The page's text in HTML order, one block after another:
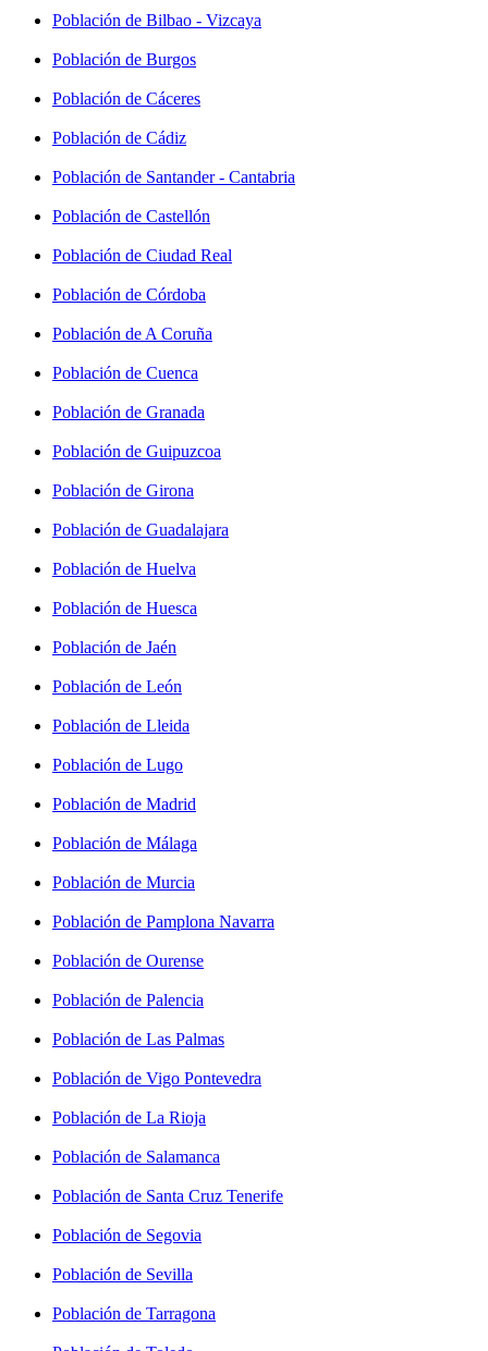
Población de Bilbao - Vizcaya
Población de Burgos
Población de Cáceres
Población de Cádiz
Población de Santander - Cantabria
Población de Castellón
Población de Ciudad Real
Población de Córdoba
Población de A Coruña
Población de Cuenca
Población de Granada
Población de Guipuzcoa
Población de Girona
Población de Guadalajara
Población de Huelva
Población de Huesca
Población de Jaén
Población de León
Población de Lleida
Población de Lugo
Población de Madrid
Población de Málaga
Población de Murcia
Población de Pamplona Navarra
Población de Ourense
Población de Palencia
Población de Las Palmas
Población de Vigo Pontevedra
Población de La Rioja
Población de Salamanca
Población de Santa Cruz Tenerife
Población de Segovia
Población de Sevilla
Población de Tarragona